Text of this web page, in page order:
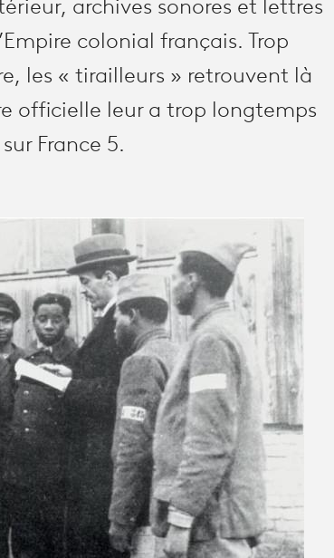
archives sonores et lettres
colonial français. Trop
les « tirailleurs » retrouvent là
officielle leur a trop longtemps
France 5.